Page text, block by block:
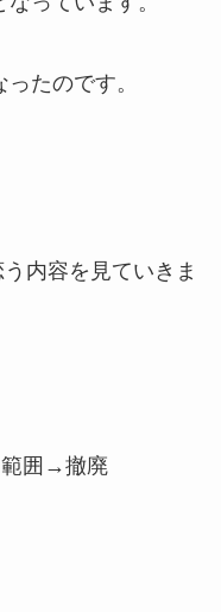
たのです。
内容を見ていきま
範囲→撤廃